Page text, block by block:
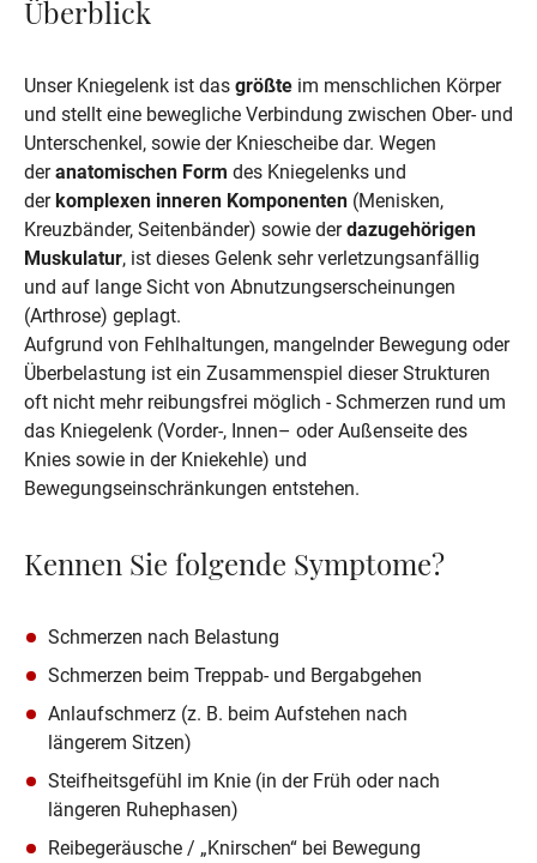
Überblick
Unser Kniegelenk ist das größte im menschlichen Körper
und stellt eine bewegliche Verbindung zwischen Ober- und
Unterschenkel, sowie der Kniescheibe dar. Wegen
der anatomischen Form des Kniegelenks und
der komplexen inneren Komponenten (Menisken,
Kreuzbänder, Seitenbänder) sowie der dazugehörigen
Muskulatur, ist dieses Gelenk sehr verletzungsanfällig
und auf lange Sicht von Abnutzungserscheinungen
(Arthrose) geplagt.
Aufgrund von Fehlhaltungen, mangelnder Bewegung oder
Überbelastung ist ein Zusammenspiel dieser Strukturen
oft nicht mehr reibungsfrei möglich - Schmerzen rund um
das Kniegelenk (Vorder-, Innen– oder Außenseite des
Knies sowie in der Kniekehle) und
Bewegungseinschränkungen entstehen.
Kennen Sie folgende Symptome?
Schmerzen nach Belastung
Schmerzen beim Treppab- und Bergabgehen
Anlaufschmerz (z. B. beim Aufstehen nach
längerem Sitzen)
Steifheitsgefühl im Knie (in der Früh oder nach
längeren Ruhephasen)
Reibegeräusche / „Knirschen“ bei Bewegung